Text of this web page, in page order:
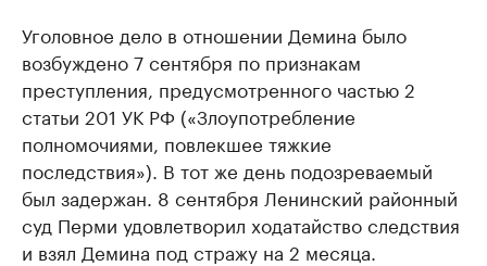
Уголовное дело в отношении Демина было
возбуждено 7 сентября по признакам
преступления, предусмотренного частью 2
статьи 201 УК РФ («Злоупотребление
полномочиями, повлекшее тяжкие
последствия»). В тот же день подозреваемый
был задержан. 8 сентября Ленинский районный
суд Перми удовлетворил ходатайство следствия
и взял Демина под стражу на 2 месяца.